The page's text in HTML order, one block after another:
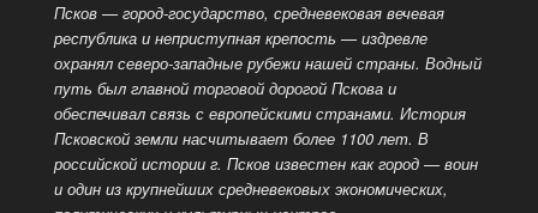
Псков — город-государство, средневековая вечевая
республика и неприступная крепость — издревле
охранял северо-западные рубежи нашей страны. Водный
путь был главной торговой дорогой Пскова и
обеспечивал связь с европейскими странами. История
Псковской земли насчитывает более 1100 лет. В
российской истории г. Псков известен как город — воин
и один из крупнейших средневековых экономических,